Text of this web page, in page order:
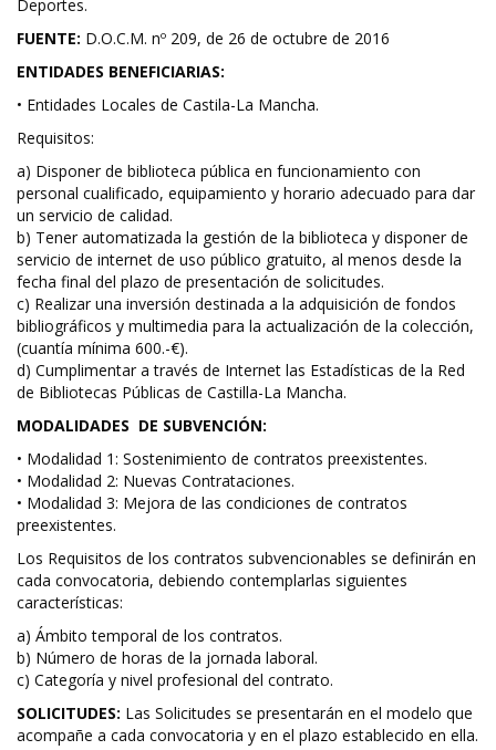
Deportes.
FUENTE: D.O.C.M. nº 209, de 26 de octubre de 2016
ENTIDADES BENEFICIARIAS:
• Entidades Locales de Castila-La Mancha.
Requisitos:
a) Disponer de biblioteca pública en funcionamiento con
personal cualificado, equipamiento y horario adecuado para dar
un servicio de calidad.
b) Tener automatizada la gestión de la biblioteca y disponer de
servicio de internet de uso público gratuito, al menos desde la
fecha final del plazo de presentación de solicitudes.
c) Realizar una inversión destinada a la adquisición de fondos
bibliográficos y multimedia para la actualización de la colección,
(cuantía mínima 600.-€).
d) Cumplimentar a través de Internet las Estadísticas de la Red
de Bibliotecas Públicas de Castilla-La Mancha.
MODALIDADES DE SUBVENCIÓN:
• Modalidad 1: Sostenimiento de contratos preexistentes.
• Modalidad 2: Nuevas Contrataciones.
• Modalidad 3: Mejora de las condiciones de contratos
preexistentes.
Los Requisitos de los contratos subvencionables se definirán en
cada convocatoria, debiendo contemplarlas siguientes
características:
a) Ámbito temporal de los contratos.
b) Número de horas de la jornada laboral.
c) Categoría y nivel profesional del contrato.
SOLICITUDES: Las Solicitudes se presentarán en el modelo que
acompañe a cada convocatoria y en el plazo establecido en ella.